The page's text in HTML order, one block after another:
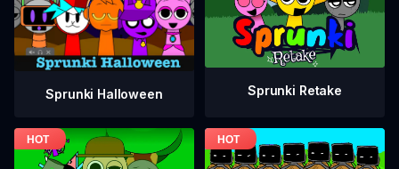
Sprunki Halloween Sprunki Retake